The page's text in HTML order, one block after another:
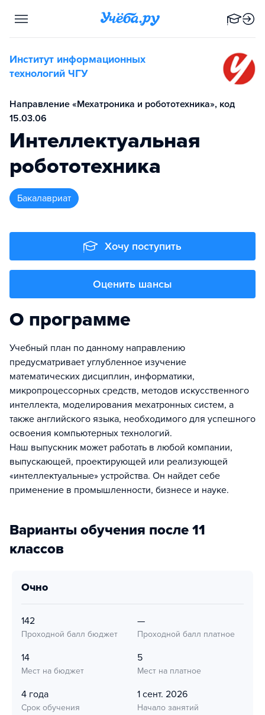
Институт информационных
технологий ЧГУ
Направление «Мехатроника и робототехника», код
15.03.06
Интеллектуальная
робототехника
бакалавриат
Хочу поступить
Оценить шансы
О программе
Учебный план по данному направлению
предусматривает углубленное изучение
математических дисциплин, информатики,
микропроцессорных средств, методов искусственного
интеллекта, моделирования мехатронных систем, а
также английского языка, необходимого для успешного
освоения компьютерных технологий.
Наш выпускник может работать в любой компании,
выпускающей, проектирующей или реализующей
«интеллектуальные» устройства. Он найдет себе
применение в промышленности, бизнесе и науке.
Варианты обучения после 11
классов
очно
142
Проходной балл бюджет
—
Проходной балл платное
14
Мест на бюджет
5
Мест на платное
4 года
Срок обучения
1 сент. 2026
Начало занятий